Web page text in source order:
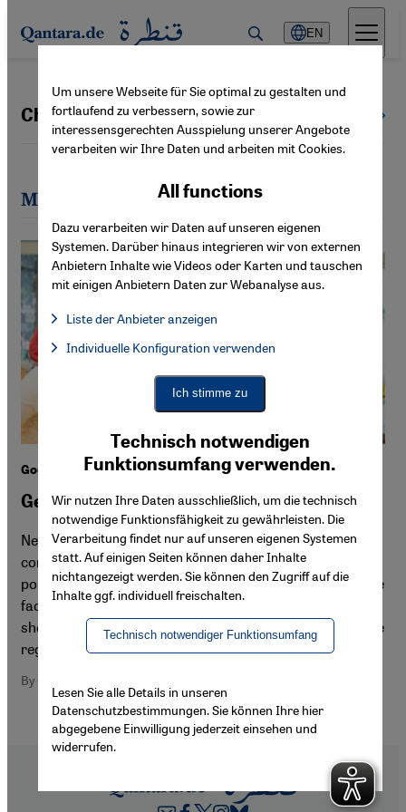
Direkt zum Inhalt springen
EN
Christina Büns
Most recent articles by Christina Büns
Goethe-Institut education initiatives in the MENA region
Getting behind civil society
News from the Middle East and North Africa often
conveys the image of a troubled region characterised by
political and economic volatility. But there are many more
facets to life in this region than this image suggests, as
shown by the projects the Goethe-Institut is running in the
region. By Christina Büns
By Christina Büns
Um unsere Webseite für Sie optimal zu gestalten und
fortlaufend zu verbessern, sowie zur
interessensgerechten Ausspielung unserer Angebote
verarbeiten wir Ihre Daten und arbeiten mit Cookies.
Technisch notwendigen
Funktionsumfang verwenden.
Wir nutzen Ihre Daten ausschließlich, um die technisch
notwendige Funktionsfähigkeit zu gewährleisten. Die
Verarbeitung findet nur auf unseren eigenen Systemen
statt. Auf einigen Seiten können daher Inhalte
nichtangezeigt werden. Sie können den Zugriff auf die
Inhalte ggf. individuell freischalten.
Technisch notwendiger Funktionsumfang
All functions
Dazu verarbeiten wir Daten auf unseren eigenen
Systemen. Darüber hinaus integrieren wir von externen
Anbietern Inhalte wie Videos oder Karten und tauschen
mit einigen Anbietern Daten zur Webanalyse aus.
Liste der Anbieter anzeigen
Facebook Embed / Facebook Connect, Google Maps Embed,
Facebook Embed / Facebook Connect
Google Maps Embed
Individuelle Konfiguration verwenden
Ich stimme zu
Lesen Sie alle Details in unseren
Datenschutzbestimmungen. Sie können Ihre hier
abgegebene Einwilligung jederzeit einsehen und
widerrufen.